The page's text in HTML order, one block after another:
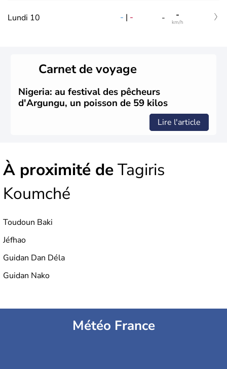
Lundi 10 - | - - -
km/h
Carnet de voyage
Nigeria: au festival des pêcheurs
d'Argungu, un poisson de 59 kilos
Lire l'article
À proximité deTagiris
Koumché
Toudoun Baki
Jéfhao
Guidan Dan Déla
Guidan Nako
Météo France